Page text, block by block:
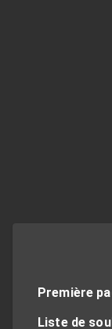
Première
Liste de